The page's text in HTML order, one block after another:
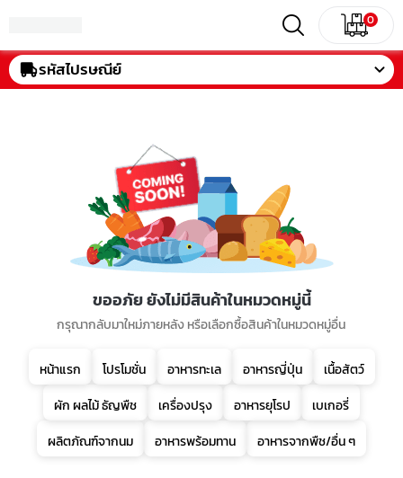
0
รหัสไปรษณีย์
ขออภัย ยังไม่มีสินค้าในหมวดหมู่นี้
กรุณากลับมาใหม่ภายหลัง หรือเลือกซื้อสินค้าในหมวดหมู่อื่น
หน้าแรก โปรโมชั่น อาหารทะเล อาหารญี่ปุ่น
เนื้อสัตว์
ผัก ผลไม้ ธัญพืช
เครื่องปรุง อาหารยุโรป
เบเกอรี่
ผลิตภัณฑ์จากนม
อาหารพร้อมทาน อาหารจากพืช/อื่น ๆ